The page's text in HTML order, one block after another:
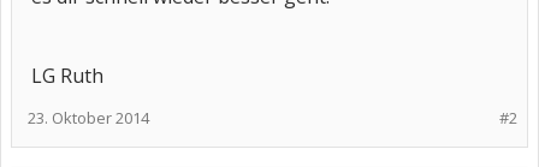
LG Ruth
#2
23. Oktober 2014